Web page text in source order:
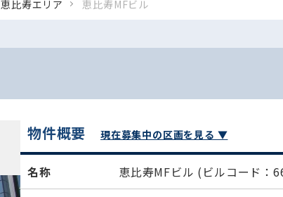
恵比寿エリア 恵比寿MFビル
物件概要 現在募集中の区画を見る ▼
名称 恵比寿MFビル (ビルコード：